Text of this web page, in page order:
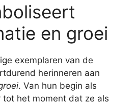
en groei
exemplaren van de
herinneren aan
. Van hun begin als
tot het moment dat ze als